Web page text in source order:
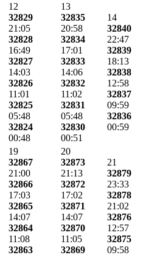
12
32829
21:05
32828
16:49
32827
14:03
32826
11:01
32825
05:48
32824
00:48
13
32835
20:58
32834
17:01
32833
14:06
32832
11:02
32831
05:48
32830
00:51
14
32840
22:47
32839
18:13
32838
12:58
32837
09:59
32836
00:59
19
32867
21:00
32866
17:03
32865
14:07
32864
11:08
32863
20
32873
21:13
32872
17:02
32871
14:07
32870
11:05
32869
21
32879
23:33
32878
21:02
32876
12:57
32875
09:58